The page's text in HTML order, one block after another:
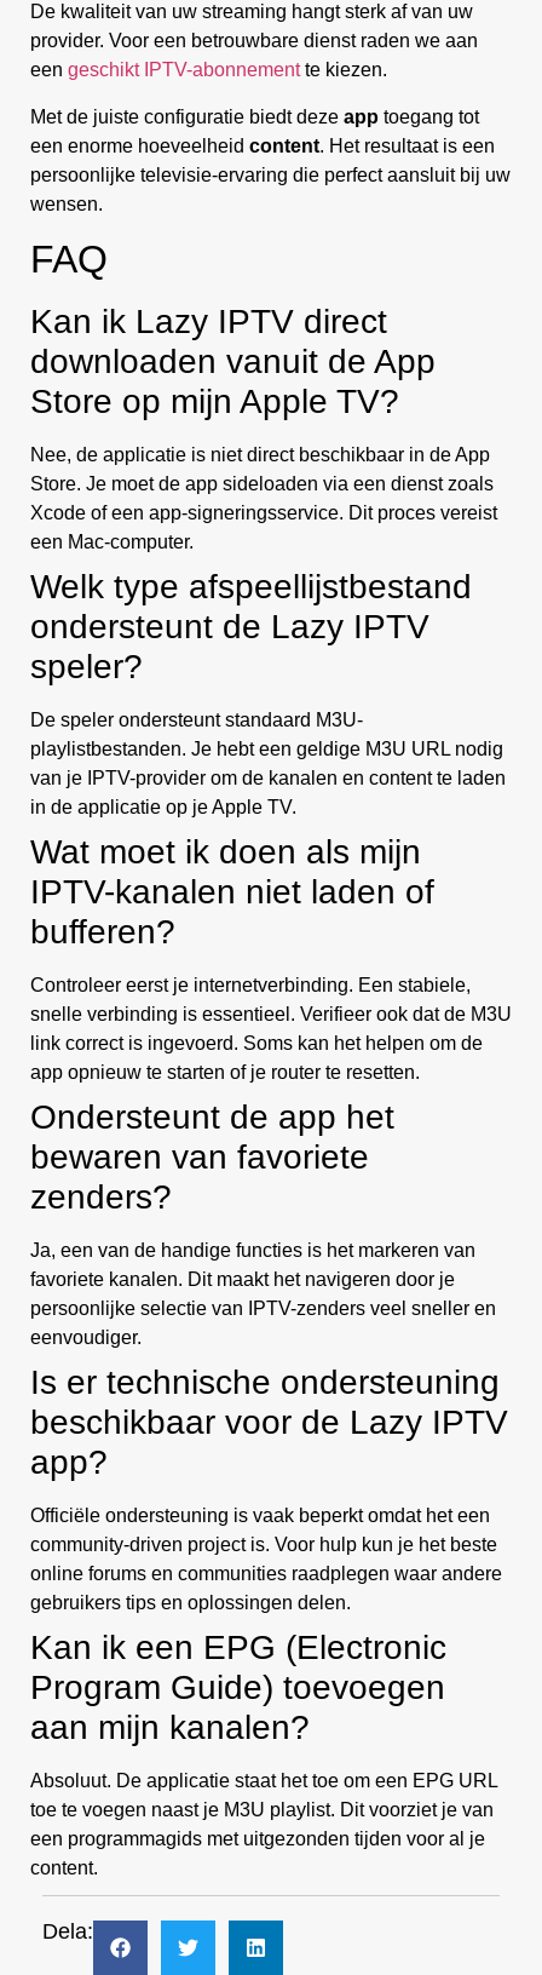
De kwaliteit van uw streaming hangt sterk af van uw
provider. Voor een betrouwbare dienst raden we aan
een geschikt IPTV-abonnementte kiezen.
Met de juiste configuratie biedt deze app toegang tot
een enorme hoeveelheid content. Het resultaat is een
persoonlijke televisie-ervaring die perfect aansluit bij uw
wensen.
FAQ
Kan ik Lazy IPTV direct
downloaden vanuit de App
Store op mijn Apple TV?
Nee, de applicatie is niet direct beschikbaar in de App
Store. Je moet de app sideloaden via een dienst zoals
Xcode of een app-signeringsservice. Dit proces vereist
een Mac-computer.
Welk type afspeellijstbestand
ondersteunt de Lazy IPTV
speler?
De speler ondersteunt standaard M3U-
playlistbestanden. Je hebt een geldige M3U URL nodig
van je IPTV-provider om de kanalen en content te laden
in de applicatie op je Apple TV.
Wat moet ik doen als mijn
IPTV-kanalen niet laden of
bufferen?
Controleer eerst je internetverbinding. Een stabiele,
snelle verbinding is essentieel. Verifieer ook dat de M3U
link correct is ingevoerd. Soms kan het helpen om de
app opnieuw te starten of je router te resetten.
Ondersteunt de app het
bewaren van favoriete
zenders?
Ja, een van de handige functies is het markeren van
favoriete kanalen. Dit maakt het navigeren door je
persoonlijke selectie van IPTV-zenders veel sneller en
eenvoudiger.
Is er technische ondersteuning
beschikbaar voor de Lazy IPTV
app?
Officiële ondersteuning is vaak beperkt omdat het een
community-driven project is. Voor hulp kun je het beste
online forums en communities raadplegen waar andere
gebruikers tips en oplossingen delen.
Kan ik een EPG (Electronic
Program Guide) toevoegen
aan mijn kanalen?
Absoluut. De applicatie staat het toe om een EPG URL
toe te voegen naast je M3U playlist. Dit voorziet je van
een programmagids met uitgezonden tijden voor al je
content.
Dela: